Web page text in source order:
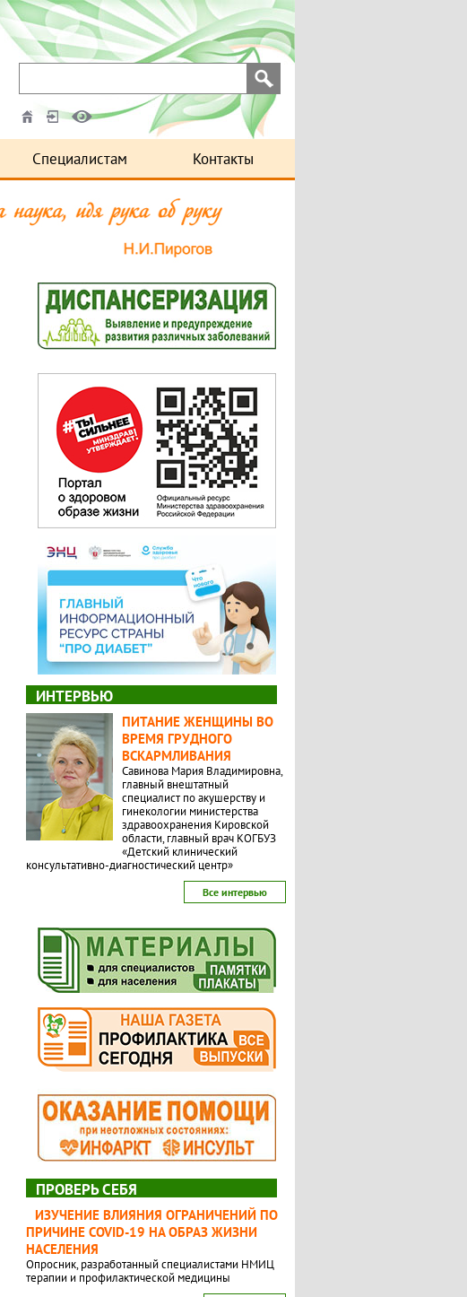
Специалистам Контакты
ИНТЕРВЬЮ
ПИТАНИЕ ЖЕНЩИНЫ ВО
ВРЕМЯ ГРУДНОГО
ВСКАРМЛИВАНИЯ
Савинова Мария Владимировна,
главный внештатный
специалист по акушерству и
гинекологии министерства
здравоохранения Кировской
области, главный врач КОГБУЗ
«Детский клинический
консультативно-диагностический центр»
Все интервью
ПРОВЕРЬ СЕБЯ
ИЗУЧЕНИЕ ВЛИЯНИЯ ОГРАНИЧЕНИЙ ПО
ПРИЧИНЕ COVID-19 НА ОБРАЗ ЖИЗНИ
НАСЕЛЕНИЯ
Опросник, разработанный специалистами НМИЦ
терапии и профилактической медицины